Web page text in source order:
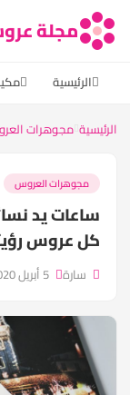
مجلة
الرئيسية
الرئيسية مجوهرات
مجوهرات العروس
ساعات يد
كل عروس
سارة